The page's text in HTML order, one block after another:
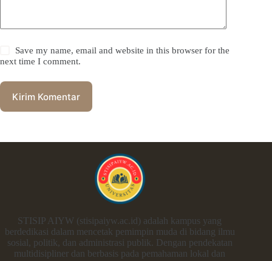
Save my name, email and website in this browser for the
next time I comment.
Kirim Komentar
STISIP AIYW (stisipaiyw.ac.id) adalah kampus yang
berdedikasi dalam mencetak pemimpin muda di bidang ilmu
sosial, politik, dan administrasi publik. Dengan pendekatan
multidisipliner dan berbasis pada pemahaman lokal dan